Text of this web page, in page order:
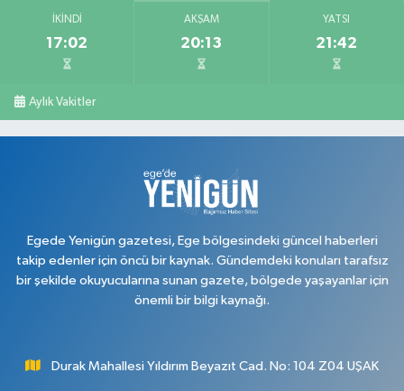
İKINDI
17:02
AKŞAM
20:13
YATSI
21:42
Aylık Vakitler
Egede Yenigün gazetesi, Ege bölgesindeki güncel haberleri
takip edenler için öncü bir kaynak. Gündemdeki konuları tarafsız
bir şekilde okuyucularına sunan gazete, bölgede yaşayanlar için
önemli bir bilgi kaynağı.
Durak Mahallesi Yıldırım Beyazıt Cad. No: 104 Z04 UŞAK